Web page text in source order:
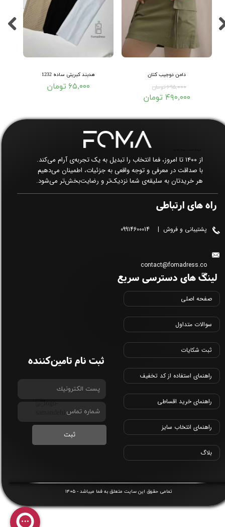
★★ ★★
هدبند کبریتی ساده 1232
۶۵,۰۰۰ تومان
دامن دوجیب کتان
۶۹۵,۰۰۰ تومان
۴۹۰,۰۰۰ تومان
​تمامی حقوق این سایت متعلق بهفما میباشد -1405
راه های ارتباطی
پشتیبانی و فروش | 09914600014
contact@fomadress.co
m
لینک های دسترسی سریع
صفحه اصلی
سوالات متداول
ثبت شکایات
راهنمای استفاده از کد تخفیف
راهنمای خرید اقساطی
راهنمای انتخاب سایز
بلاگ
از ۱۴۰۰ تا امروز، فما انتخاب را تبدیل به یک تجربه‌ی آرام می‌کند.
با صداقت در معرفی و توجه واقعی به جزئیات، اطمینان می‌دهیم
هر خریدتان به سلیقه‌ی شما نزدیک‌تر و رضایت‌بخش‌تر می‌شود.
ثبت
ثبت نام تامین‌کننده